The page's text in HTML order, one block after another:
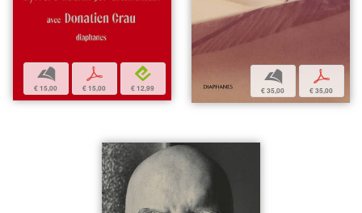
b
€ 15,00
p
€ 15,00
e
€ 12,99
b
€ 35,00
p
€ 35,00